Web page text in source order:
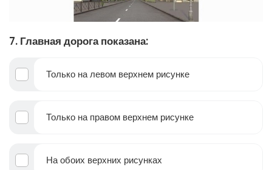
7. Главная дорога показана:
Только на левом верхнем рисунке
Только на правом верхнем рисунке
На обоих верхних рисунках